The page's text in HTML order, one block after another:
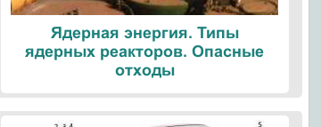
Ядерная энергия. Типы
ядерных реакторов. Опасные
отходы